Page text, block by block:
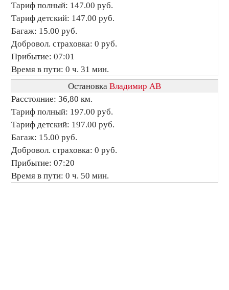
Тариф полный: 147.00 руб.
Тариф детский: 147.00 руб.
Багаж: 15.00 руб.
Добровол. страховка: 0 руб.
Прибытие: 07:01
Время в пути: 0 ч. 31 мин.
Остановка Владимир АВ
Расстояние: 36,80 км.
Тариф полный: 197.00 руб.
Тариф детский: 197.00 руб.
Багаж: 15.00 руб.
Добровол. страховка: 0 руб.
Прибытие: 07:20
Время в пути: 0 ч. 50 мин.